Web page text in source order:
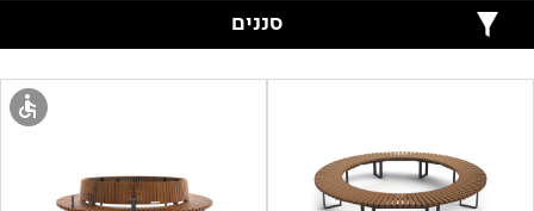
סננים